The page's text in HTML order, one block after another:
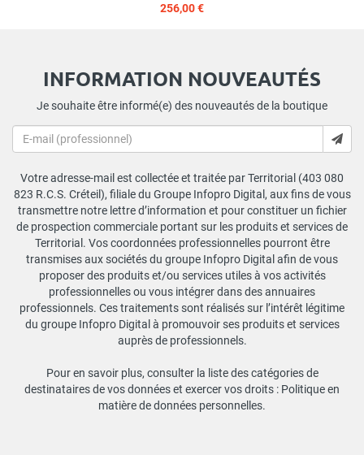
256,00 €
INFORMATION NOUVEAUTÉS
Je souhaite être informé(e) des nouveautés de la boutique
Votre adresse-mail est collectée et traitée par Territorial (403 080
823 R.C.S. Créteil), filiale du Groupe Infopro Digital, aux fins de vous
transmettre notre lettre d’information et pour constituer un fichier
de prospection commerciale portant sur les produits et services de
Territorial. Vos coordonnées professionnelles pourront être
transmises aux sociétés du groupe Infopro Digital afin de vous
proposer des produits et/ou services utiles à vos activités
professionnelles ou vous intégrer dans des annuaires
professionnels. Ces traitements sont réalisés sur l’intérêt légitime
du groupe Infopro Digital à promouvoir ses produits et services
auprès de professionnels.
Pour en savoir plus, consulter la liste des catégories de
destinataires de vos données et exercer vos droits : Politique en
matière de données personnelles.